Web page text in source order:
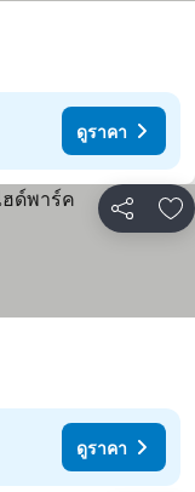
ดูราคา
แชร์ เ
ดูราคา